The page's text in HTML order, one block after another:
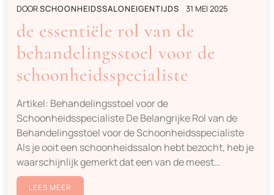
DOORSCHOONHEIDSSALONEIGENTIJDS 31 MEI 2025
de essentiële rol van de
behandelingsstoel voor de
schoonheidsspecialiste
Artikel: Behandelingsstoel voor de
Schoonheidsspecialiste De Belangrijke Rol van de
Behandelingsstoel voor de Schoonheidsspecialiste
Als je ooit een schoonheidssalon hebt bezocht, heb je
waarschijnlijk gemerkt dat een van de meest…
LEES MEER